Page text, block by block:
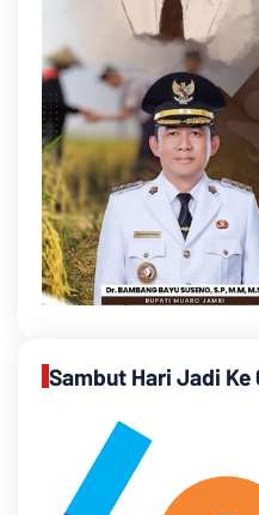
Sambut Hari Jadi Ke